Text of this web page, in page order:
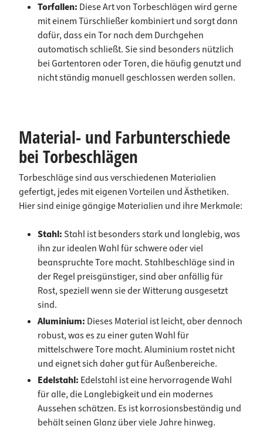
Torfallen: Diese Art von Torbeschlägen wird gerne
mit einem Türschließer kombiniert und sorgt dann
dafür, dass ein Tor nach dem Durchgehen
automatisch schließt. Sie sind besonders nützlich
bei Gartentoren oder Toren, die häufig genutzt und
nicht ständig manuell geschlossen werden sollen.
Material- und Farbunterschiede
bei Torbeschlägen
Torbeschläge sind aus verschiedenen Materialien
gefertigt, jedes mit eigenen Vorteilen und Ästhetiken.
Hier sind einige gängige Materialien und ihre Merkmale:
Stahl: Stahl ist besonders stark und langlebig, was
ihn zur idealen Wahl für schwere oder viel
beanspruchte Tore macht. Stahlbeschläge sind in
der Regel preisgünstiger, sind aber anfällig für
Rost, speziell wenn sie der Witterung ausgesetzt
sind.
Aluminium: Dieses Material ist leicht, aber dennoch
robust, was es zu einer guten Wahl für
mittelschwere Tore macht. Aluminium rostet nicht
und eignet sich daher gut für Außenbereiche.
Edelstahl: Edelstahl ist eine hervorragende Wahl
für alle, die Langlebigkeit und ein modernes
Aussehen schätzen. Es ist korrosionsbeständig und
behält seinen Glanz über viele Jahre hinweg.